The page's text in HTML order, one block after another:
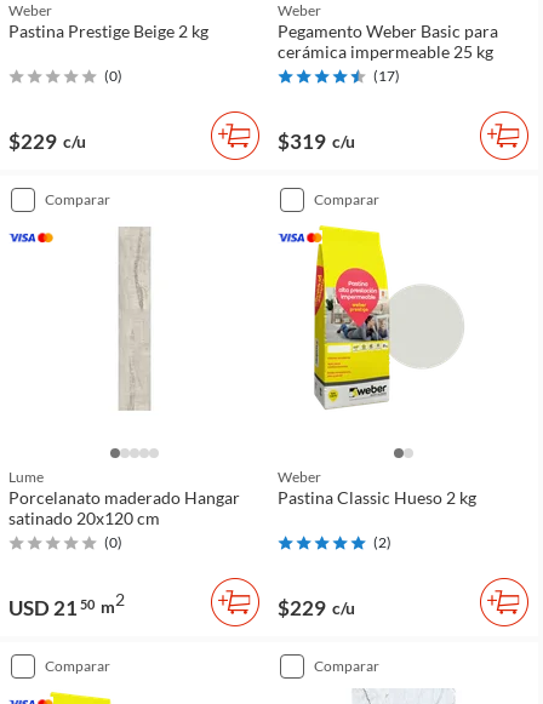
Weber
Pastina Prestige Beige 2 kg
(0)
$229 c/u
Weber
Pegamento Weber Basic para
cerámica impermeable 25 kg
(17)
$319 c/u
comparar
Lume
Porcelanato maderado Hangar
satinado 20x120 cm
(0)
USD 21 50 m2
comparar
Weber
Pastina Classic Hueso 2 kg
(2)
$229 c/u
comparar comparar